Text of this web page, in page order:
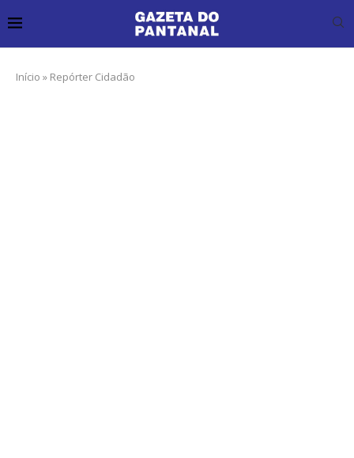
Início » Repórter Cidadão